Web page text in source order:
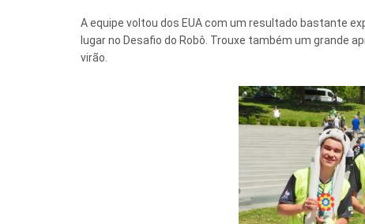
A equipe voltou dos EUA com um resultado bastante
lugar no Desafio do Robô. Trouxe também um grande
virão.